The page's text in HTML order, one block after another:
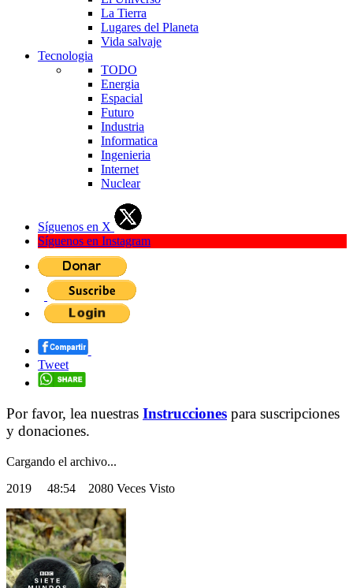
La Tierra
Lugares del Planeta
Vida salvaje
Tecnologia
TODO
Energia
Espacial
Futuro
Industria
Informatica
Ingenieria
Internet
Nuclear
Síguenos en X
Síguenos en Instagram
Tweet
Por favor, lea nuestras Instrucciones para suscripciones
y donaciones.
Cargando el archivo...
2019 48:54 2080 Veces Visto